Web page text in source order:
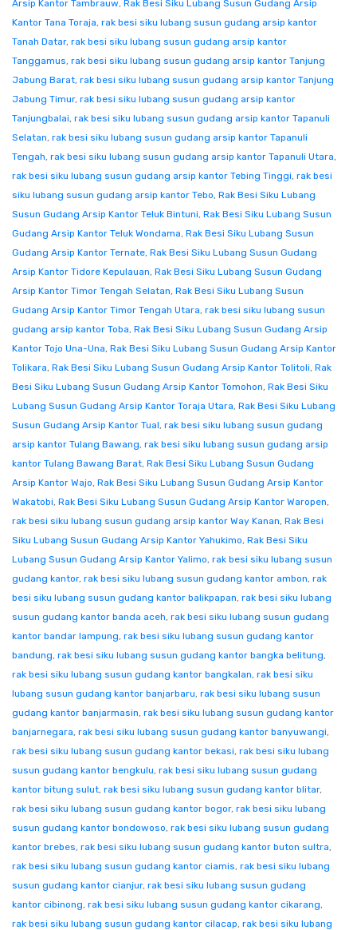
Arsip Kantor Tambrauw, Rak Besi Siku Lubang Susun Gudang Arsip
Kantor Tana Toraja, rak besi siku lubang susun gudang arsip kantor
Tanah Datar, rak besi siku lubang susun gudang arsip kantor
Tanggamus, rak besi siku lubang susun gudang arsip kantor Tanjung
Jabung Barat, rak besi siku lubang susun gudang arsip kantor Tanjung
Jabung Timur, rak besi siku lubang susun gudang arsip kantor
Tanjungbalai, rak besi siku lubang susun gudang arsip kantor Tapanuli
Selatan, rak besi siku lubang susun gudang arsip kantor Tapanuli
Tengah, rak besi siku lubang susun gudang arsip kantor Tapanuli Utara,
rak besi siku lubang susun gudang arsip kantor Tebing Tinggi, rak besi
siku lubang susun gudang arsip kantor Tebo, Rak Besi Siku Lubang
Susun Gudang Arsip Kantor Teluk Bintuni, Rak Besi Siku Lubang Susun
Gudang Arsip Kantor Teluk Wondama, Rak Besi Siku Lubang Susun
Gudang Arsip Kantor Ternate, Rak Besi Siku Lubang Susun Gudang
Arsip Kantor Tidore Kepulauan, Rak Besi Siku Lubang Susun Gudang
Arsip Kantor Timor Tengah Selatan, Rak Besi Siku Lubang Susun
Gudang Arsip Kantor Timor Tengah Utara, rak besi siku lubang susun
gudang arsip kantor Toba, Rak Besi Siku Lubang Susun Gudang Arsip
Kantor Tojo Una-Una, Rak Besi Siku Lubang Susun Gudang Arsip Kantor
Tolikara, Rak Besi Siku Lubang Susun Gudang Arsip Kantor Tolitoli, Rak
Besi Siku Lubang Susun Gudang Arsip Kantor Tomohon, Rak Besi Siku
Lubang Susun Gudang Arsip Kantor Toraja Utara, Rak Besi Siku Lubang
Susun Gudang Arsip Kantor Tual, rak besi siku lubang susun gudang
arsip kantor Tulang Bawang, rak besi siku lubang susun gudang arsip
kantor Tulang Bawang Barat, Rak Besi Siku Lubang Susun Gudang
Arsip Kantor Wajo, Rak Besi Siku Lubang Susun Gudang Arsip Kantor
Wakatobi, Rak Besi Siku Lubang Susun Gudang Arsip Kantor Waropen,
rak besi siku lubang susun gudang arsip kantor Way Kanan, Rak Besi
Siku Lubang Susun Gudang Arsip Kantor Yahukimo, Rak Besi Siku
Lubang Susun Gudang Arsip Kantor Yalimo, rak besi siku lubang susun
gudang kantor, rak besi siku lubang susun gudang kantor ambon, rak
besi siku lubang susun gudang kantor balikpapan, rak besi siku lubang
susun gudang kantor banda aceh, rak besi siku lubang susun gudang
kantor bandar lampung, rak besi siku lubang susun gudang kantor
bandung, rak besi siku lubang susun gudang kantor bangka belitung,
rak besi siku lubang susun gudang kantor bangkalan, rak besi siku
lubang susun gudang kantor banjarbaru, rak besi siku lubang susun
gudang kantor banjarmasin, rak besi siku lubang susun gudang kantor
banjarnegara, rak besi siku lubang susun gudang kantor banyuwangi,
rak besi siku lubang susun gudang kantor bekasi, rak besi siku lubang
susun gudang kantor bengkulu, rak besi siku lubang susun gudang
kantor bitung sulut, rak besi siku lubang susun gudang kantor blitar,
rak besi siku lubang susun gudang kantor bogor, rak besi siku lubang
susun gudang kantor bondowoso, rak besi siku lubang susun gudang
kantor brebes, rak besi siku lubang susun gudang kantor buton sultra,
rak besi siku lubang susun gudang kantor ciamis, rak besi siku lubang
susun gudang kantor cianjur, rak besi siku lubang susun gudang
kantor cibinong, rak besi siku lubang susun gudang kantor cikarang,
rak besi siku lubang susun gudang kantor cilacap, rak besi siku lubang